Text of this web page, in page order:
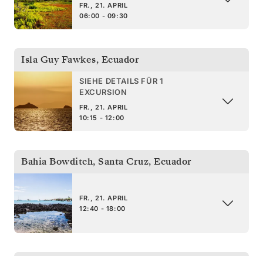
FR., 21. APRIL
06:00 - 09:30
Isla Guy Fawkes, Ecuador
SIEHE DETAILS FÜR 1
EXCURSION
FR., 21. APRIL
10:15 - 12:00
Bahia Bowditch, Santa Cruz, Ecuador
FR., 21. APRIL
12:40 - 18:00